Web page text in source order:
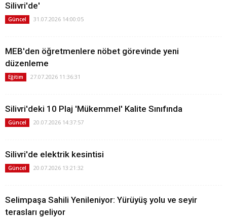
Silivri'de'
Güncel 31.07.2026 14:00:05
MEB'den öğretmenlere nöbet görevinde yeni
düzenleme
Eğitim 27.07.2026 11:36:31
Silivri'deki 10 Plaj 'Mükemmel' Kalite Sınıfında
Güncel 20.07.2026 14:37:57
Silivri'de elektrik kesintisi
Güncel 20.07.2026 13:21:32
Selimpaşa Sahili Yenileniyor: Yürüyüş yolu ve seyir
terasları geliyor